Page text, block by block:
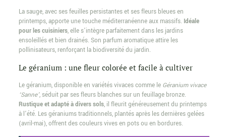
La sauge, avec ses feuilles persistantes et ses fleurs bleues en
printemps, apporte une touche méditerranéenne aux massifs. Idéale
pour les cuisiniers, elle s’intègre parfaitement dans les jardins
ensoleillés et bien drainés. Son parfum aromatique attire les
pollinisateurs, renforçant la biodiversité du jardin.
Le géranium : une fleur colorée et facile à cultiver
Le géranium, disponible en variétés vivaces comme le Géranium vivace
‘Sanne’, séduit par ses fleurs blanches sur un feuillage bronze.
Rustique et adapté à divers sols, il fleurit généreusement du printemps
à l’été. Les géraniums traditionnels, plantés après les dernières gelées
(avril-mai), offrent des couleurs vives en pots ou en bordures.